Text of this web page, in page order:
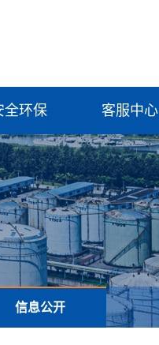
全环保 客服中心
信息公开